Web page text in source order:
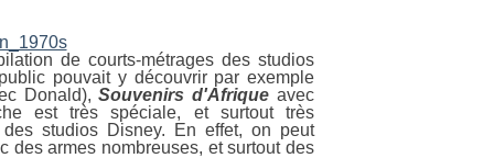
de courts-métrages des studios
pouvait y découvrir par exemple
Donald),Souvenirs d'Afriqueavec
est très spéciale, et surtout très
studios Disney. En effet, on peut
des armes nombreuses, et surtout des